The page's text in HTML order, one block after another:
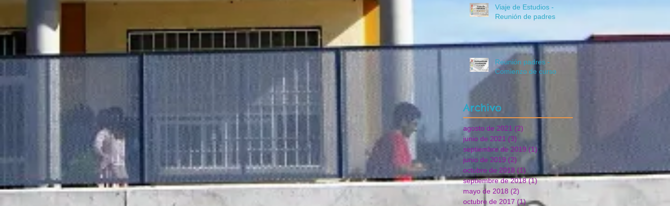
Viaje de Estudios -
Reunión de padres
Reunión padres -
Comienzo de curso
Archivo
agosto de 2021 (2)
junio de 2021 (3) 3 entradas
septiembre de 2019 (1)
junio de 2019 (2) 2 entradas
octubre de 2018 (1) 1 entrada
septiembre de 2018 (1)1 entrada
mayo de 2018 (2)
octubre de 2017 (1)1 entrada